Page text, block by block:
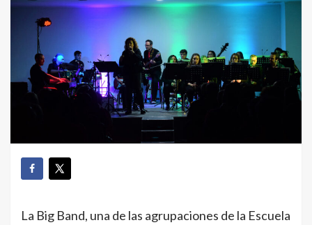
La Big Band, una de las agrupaciones de la Escuela